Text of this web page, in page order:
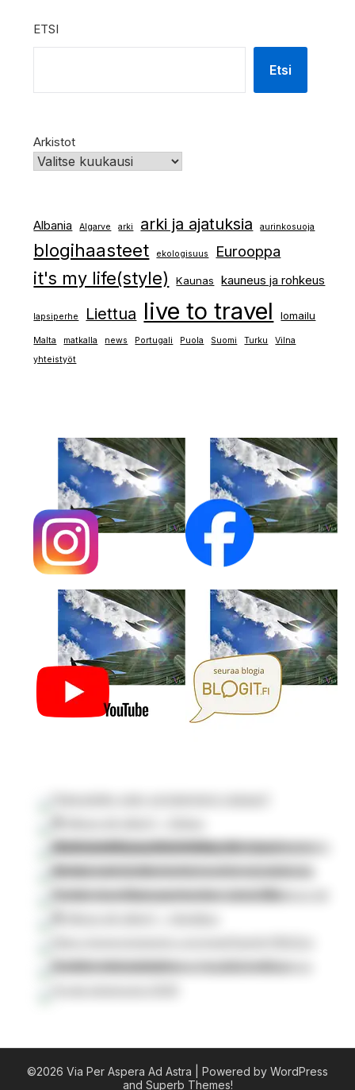
ETSI
Etsi
Arkistot
Albania Algarve arki arki ja ajatuksia aurinkosuoja
blogihaasteet ekologisuus Eurooppa
it's my life(style) Kaunas kauneus ja rohkeus
lapsiperhe Liettua live to travel lomailu
Malta matkalla news Portugali Puola Suomi Turku
Vilna
yhteistyöt
©2026 Via Per Aspera Ad Astra
| Powered by WordPress
and Superb Themes!